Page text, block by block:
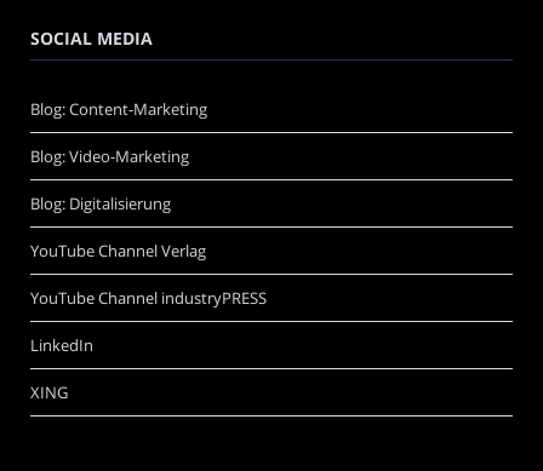
SOCIAL MEDIA
Blog: Content-Marketing
Blog: Video-Marketing
Blog: Digitalisierung
YouTube Channel Verlag
YouTube Channel industryPRESS
LinkedIn
XING